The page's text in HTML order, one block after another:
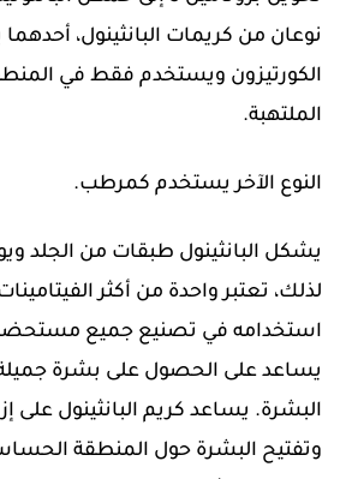
نوعان من كريمات البانثينول،
الكورتيزون ويستخدم فقط في
الملتهبة.
النوع الآخر يستخدم كمرطب.
يشكل البانثينول طبقات من الجلد
لذلك، تعتبر واحدة من أكثر
استخدامه في تصنيع جميع
يساعد على الحصول على بشرة
البشرة. يساعد كريم البانثينول على
وتفتيح البشرة حول المنطقة